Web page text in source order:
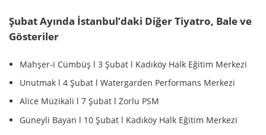
Şubat Ayında İstanbul’daki Diğer Tiyatro, Bale ve
Gösteriler
Mahşer-i Cümbüş l 3 Şubat l Kadıköy Halk Eğitim Merkezi
Unutmak l 4 Şubat l Watergarden Performans Merkezi
Alice Müzikali l 7 Şubat l Zorlu PSM
Güneyli Bayan l 10 Şubat l Kadıköy Halk Eğitim Merkezi